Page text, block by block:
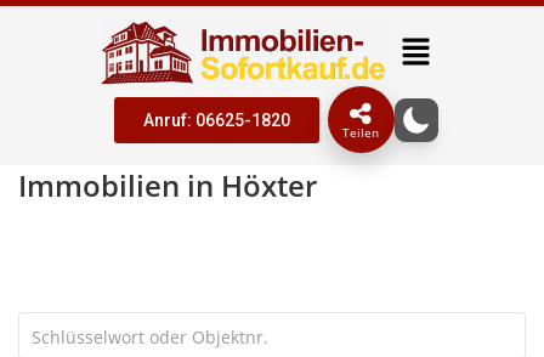
Anruf: 06625-1820
Teilen
Immobilien in Höxter